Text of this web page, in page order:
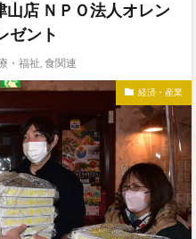
山店 ＮＰＯ法人オレン
ゼント
・福祉 食関連
経済・産業